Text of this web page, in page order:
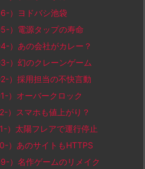
）ヨドバシ池袋
）電源タップの寿命
）あの会社がカレー？
）幻のクレーンゲーム
）採用担当の不快言動
）オーバークロック
スマホも値上がり？
太陽フレアで運行停止
）あのサイトもHTTPS
）名作ゲームのリメイク